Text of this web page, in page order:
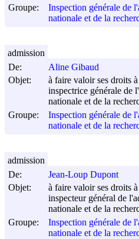
Groupe:
Inspection générale de
nationale et de la
De:
Aline Gibaud
Objet:
à faire valoir ses droits
inspectrice générale de
nationale et de la
Groupe:
Inspection générale de
nationale et de la
admission
De:
Jean-Loup Dupont
Objet:
à faire valoir ses droits
inspecteur général de
nationale et de la
Groupe:
Inspection générale de
nationale et de la
admission